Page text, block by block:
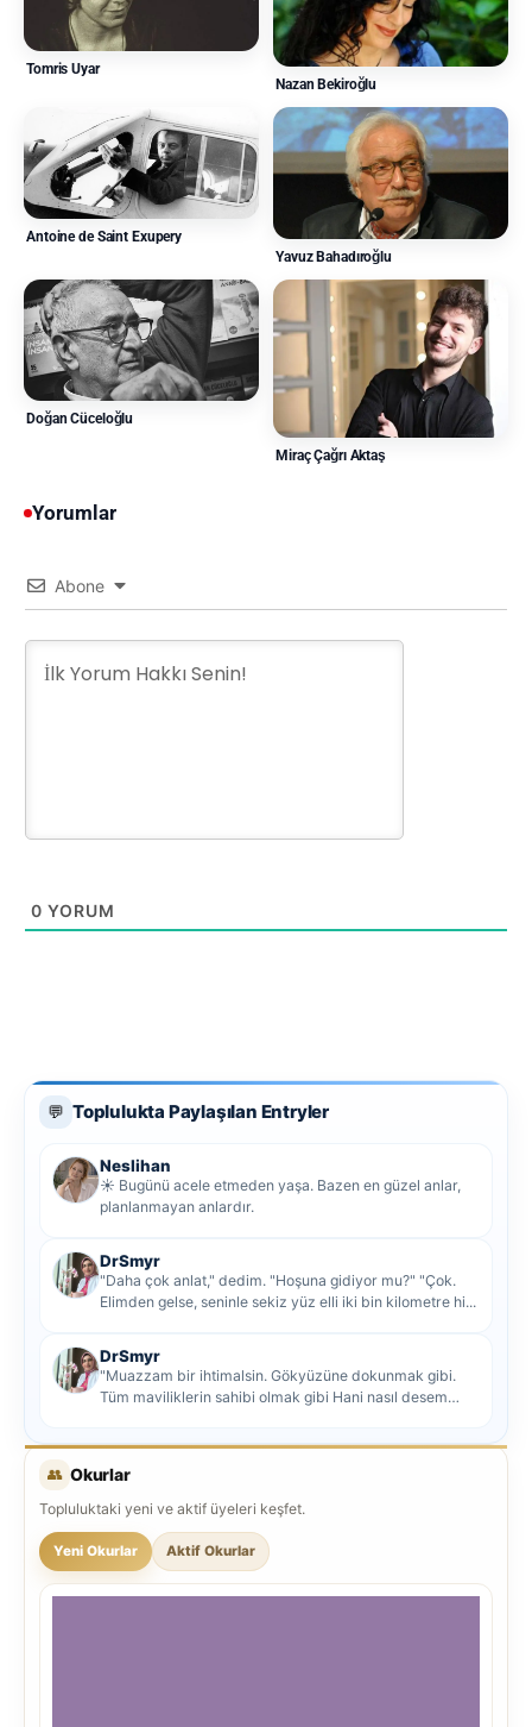
Tomris Uyar
Nazan Bekiroğlu
Antoine de Saint Exupery
Yavuz Bahadıroğlu
Doğan Cüceloğlu
Miraç Çağrı Aktaş
Yorumlar
Abone
0 YORUM
💬 Toplulukta Paylaşılan Entryler
Neslihan
☀️ Bugünü acele etmeden yaşa. Bazen en güzel anlar,
planlanmayan anlardır.
DrSmyr
"Daha çok anlat," dedim. "Hoşuna gidiyor mu?" "Çok.
Elimden gelse, seninle sekiz yüz elli iki bin kilometre hi...
DrSmyr
"Muazzam bir ihtimalsin. Gökyüzüne dokunmak gibi.
Tüm maviliklerin sahibi olmak gibi Hani nasıl desem
👥 Okurlar
Topluluktaki yeni ve aktif üyeleri keşfet.
Yeni Okurlar Aktif Okurlar